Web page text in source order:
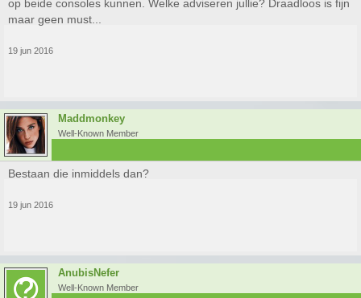
op beide consoles kunnen. Welke adviseren jullie? Draadloos is fijn
maar geen must...
19 jun 2016
Maddmonkey
Well-Known Member
Bestaan die inmiddels dan?
19 jun 2016
AnubisNefer
Well-Known Member